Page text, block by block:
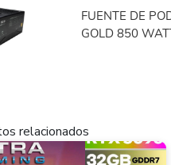
FUENTE DE
GOLD 850
relacionados